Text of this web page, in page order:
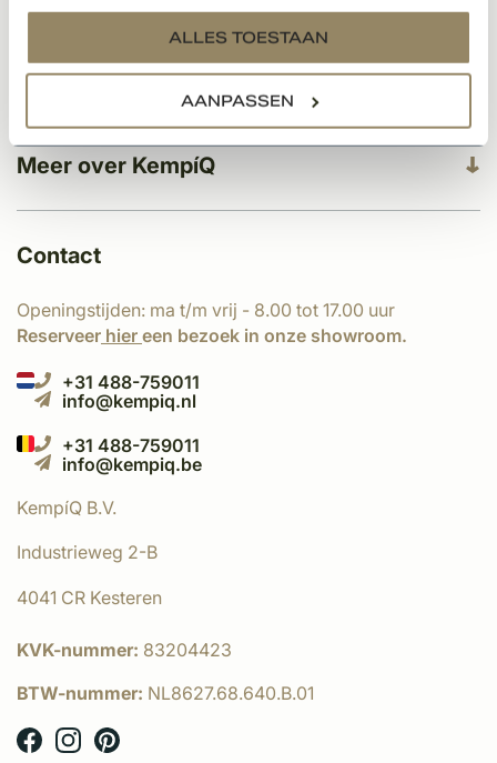
services.
ALLES TOESTAAN
AANPASSEN
Meer over KempíQ
Categorieën
Contact
Openingstijden: ma t/m vrij - 8.00 tot 17.00 uur
Reserveer hier een bezoek in onze showroom.
+31 488-759011
info@kempiq.nl
+31 488-759011
info@kempiq.be
KempíQ B.V.
Industrieweg 2-B
4041 CR Kesteren
KVK-nummer: 83204423
BTW-nummer: NL8627.68.640.B.01